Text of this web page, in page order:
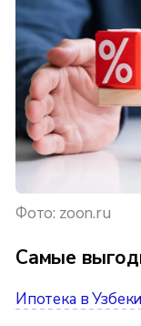
Фото: zoon.ru
Самые
Ипотека в